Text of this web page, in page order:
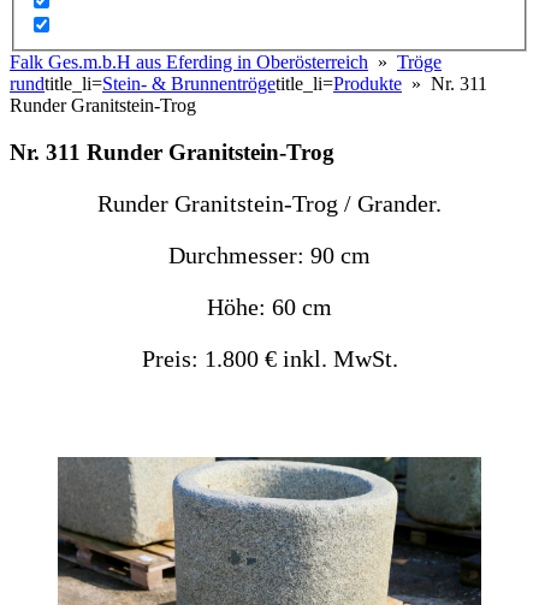
Falk Ges.m.b.H aus Eferding in Oberösterreich » Tröge
rundtitle_li=Stein- & Brunnentrögetitle_li=Produkte » Nr. 311
Runder Granitstein-Trog
Nr. 311 Runder Granitstein-Trog
Runder Granitstein-Trog / Grander.
Durchmesser: 90 cm
Höhe: 60 cm
Preis: 1.800 € inkl. MwSt.